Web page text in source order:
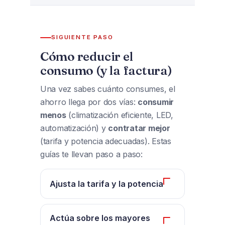
SIGUIENTE PASO
Cómo reducir el
consumo (y la factura)
Una vez sabes cuánto consumes, el
ahorro llega por dos vías: consumir
menos(climatización eficiente, LED,
automatización) y contratar mejor
(tarifa y potencia adecuadas). Estas
guías te llevan paso a paso:
Ajusta la tarifa y la potencia
Es el ahorro más rápido y sin
inversión. Revisa quétarifa de
Actúa sobre los mayores